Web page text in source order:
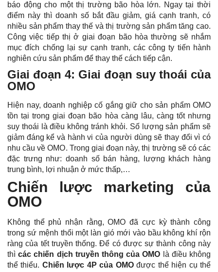
báo động cho một thị trường bão hòa lớn. Ngay tại thời
điểm này thì doanh số bắt đầu giảm, giá cạnh tranh, có
nhiều sản phẩm thay thế và thị trường sản phẩm tăng cao.
Công việc tiếp thị ở giai đoạn bão hòa thường sẽ nhắm
mục đích chống lại sự cạnh tranh, các công ty tiến hành
nghiên cứu sản phẩm để thay thế cách tiếp cận.
Giai đoạn 4: Giai đoạn suy thoái của
OMO
Hiện nay, doanh nghiệp cố gắng giữ cho sản phẩm OMO
tồn tại trong giai đoạn bão hòa càng lâu, càng tốt nhưng
suy thoái là điều không tránh khỏi. Số lượng sản phẩm sẽ
giảm đáng kể và hành vi của người dùng sẽ thay đổi vì có
nhu cầu về OMO. Trong giai đoạn này, thị trường sẽ có các
đặc trưng như: doanh số bán hàng, lượng khách hàng
trung bình, lợi nhuận ở mức thấp,…
Chiến lược marketing của
OMO
Không thể phủ nhận rằng, OMO đã cực kỳ thành công
trong sứ mệnh thổi một làn gió mới vào bầu không khí rộn
ràng của tết truyền thống. Để có được sự thành công này
thìcác chiến dịch truyền thông của OMO là điều không
thể thiểu. Chiến lược 4P của OMOđược thể hiện cụ thể